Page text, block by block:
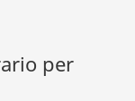
per